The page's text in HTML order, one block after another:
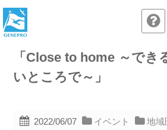
「Close to home ～でき
いところで～」
2022/06/07 イベント 地域